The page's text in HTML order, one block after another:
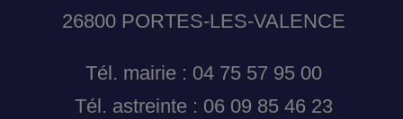
26800 PORTES-LES-VALENCE
Tél. mairie : 04 75 57 95 00
Tél. astreinte : 06 09 85 46 23